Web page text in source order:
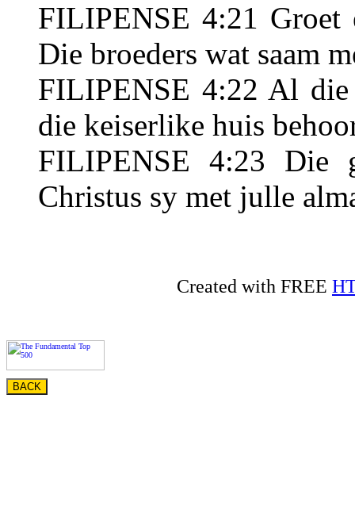
FILIPENSE 4:21 Groet
Die broeders wat saam
FILIPENSE 4:22 Al
die keiserlike huis
FILIPENSE 4:23 Die
Christus sy met julle
Created with FREE